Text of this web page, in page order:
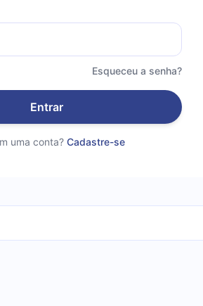
Esqueceu a senha?
Entrar
uma conta? Cadastre-se